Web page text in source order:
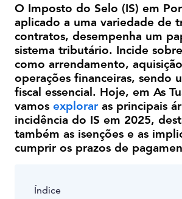
O Imposto do Selo (IS) em
aplicado a uma variedade de
contratos, desempenha um
sistema tributário. Incide
como arrendamento,
operações financeiras, sendo
fiscal essencial. Hoje, em As
vamos exploraras principais
incidência do IS em 2025,
também as isenções e as
cumprir os prazos de
Índice